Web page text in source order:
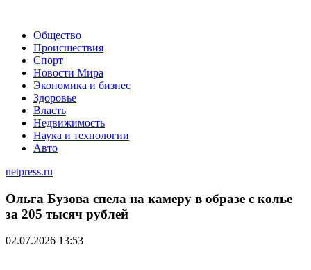
Общество
Происшествия
Спорт
Новости Мира
Экономика и бизнес
Здоровье
Власть
Недвижимость
Наука и технологии
Авто
netpress.ru
Ольга Бузова спела на камеру в образе с колье
за 205 тысяч рублей
02.07.2026 13:53